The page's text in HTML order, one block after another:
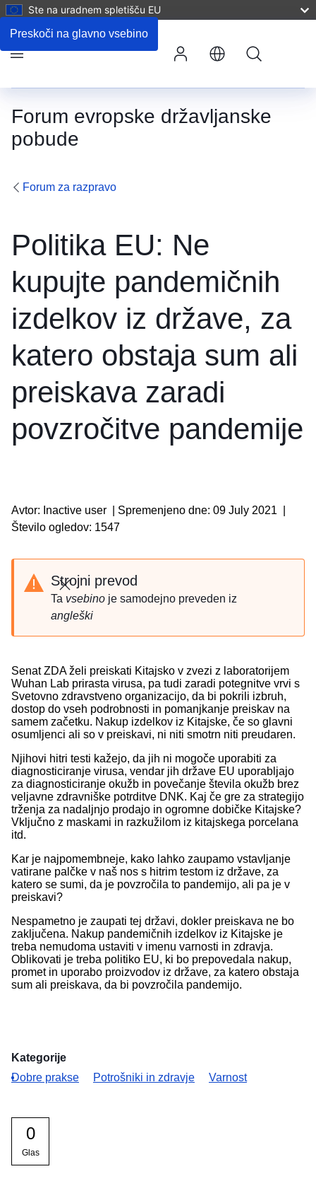
Preskoči na glavno vsebino
Ste na uradnem spletišču EU
Forum evropske državljanske
pobude
Forum za razpravo
Politika EU: Ne
kupujte pandemičnih
izdelkov iz države, za
katero obstaja sum ali
preiskava zaradi
povzročitve pandemije
Komentarji
Avtor: Inactive user Spremenjeno dne: 09 July 2021
Število ogledov: 1547
Zapri
Strojni prevod
Ta vsebino je samodejno preveden iz
angleški
Senat ZDA želi preiskati Kitajsko v zvezi z laboratorijem
Wuhan Lab prirasta virusa, pa tudi zaradi potegnitve vrvi s
Svetovno zdravstveno organizacijo, da bi pokrili izbruh,
dostop do vseh podrobnosti in pomanjkanje preiskav na
samem začetku. Nakup izdelkov iz Kitajske, če so glavni
osumljenci ali so v preiskavi, ni niti smotrn niti preudaren.
Njihovi hitri testi kažejo, da jih ni mogoče uporabiti za
diagnosticiranje virusa, vendar jih države EU uporabljajo
za diagnosticiranje okužb in povečanje števila okužb brez
veljavne zdravniške potrditve DNK. Kaj če gre za strategijo
trženja za nadaljnjo prodajo in ogromne dobičke Kitajske?
Vključno z maskami in razkužilom iz kitajskega porcelana
itd.
Kar je najpomembneje, kako lahko zaupamo vstavljanje
vatirane palčke v naš nos s hitrim testom iz države, za
katero se sumi, da je povzročila to pandemijo, ali pa je v
preiskavi?
Nespametno je zaupati tej državi, dokler preiskava ne bo
zaključena. Nakup pandemičnih izdelkov iz Kitajske je
treba nemudoma ustaviti v imenu varnosti in zdravja.
Oblikovati je treba politiko EU, ki bo prepovedala nakup,
promet in uporabo proizvodov iz države, za katero obstaja
sum ali preiskava, da bi povzročila pandemijo.
Kategorije
Dobre prakse
Potrošniki in zdravje Varnost
0
Glas